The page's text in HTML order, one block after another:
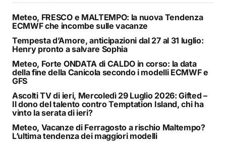
Meteo, FRESCO e MALTEMPO: la nuova Tendenza
ECMWF che incombe sulle vacanze
Tempesta d’Amore, anticipazioni dal 27 al 31 luglio:
Henry pronto a salvare Sophia
Meteo, Forte ONDATA di CALDO in corso: la data
della fine della Canicola secondo i modelli ECMWF e
GFS
Ascolti TV di ieri, Mercoledì 29 Luglio 2026: Gifted –
Il dono del talento contro Temptation Island, chi ha
vinto la serata di ieri?
Meteo, Vacanze di Ferragosto a rischio Maltempo?
L’ultima tendenza dei maggiori modelli